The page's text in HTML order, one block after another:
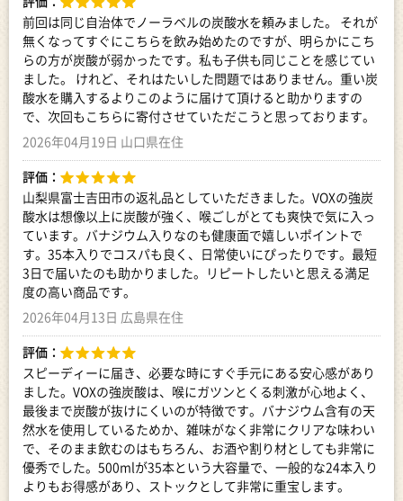
前回は同じ自治体でノーラベルの炭酸水を頼みました。 それが
無くなってすぐにこちらを飲み始めたのですが、明らかにこち
らの方が炭酸が弱かったです。私も子供も同じことを感じてい
ました。 けれど、それはたいした問題ではありません。重い炭
酸水を購入するよりこのように届けて頂けると助かりますの
で、次回もこちらに寄付させていただこうと思っております。
2026年04月19日 山口県在住
評価：
山梨県富士吉田市の返礼品としていただきました。VOXの強炭
酸水は想像以上に炭酸が強く、喉ごしがとても爽快で気に入っ
ています。バナジウム入りなのも健康面で嬉しいポイントで
す。35本入りでコスパも良く、日常使いにぴったりです。最短
3日で届いたのも助かりました。リピートしたいと思える満足
度の高い商品です。
2026年04月13日 広島県在住
評価：
スピーディーに届き、必要な時にすぐ手元にある安心感があり
ました。VOXの強炭酸は、喉にガツンとくる刺激が心地よく、
最後まで炭酸が抜けにくいのが特徴です。バナジウム含有の天
然水を使用しているためか、雑味がなく非常にクリアな味わい
で、そのまま飲むのはもちろん、お酒や割り材としても非常に
優秀でした。500mlが35本という大容量で、一般的な24本入り
よりもお得感があり、ストックとして非常に重宝します。